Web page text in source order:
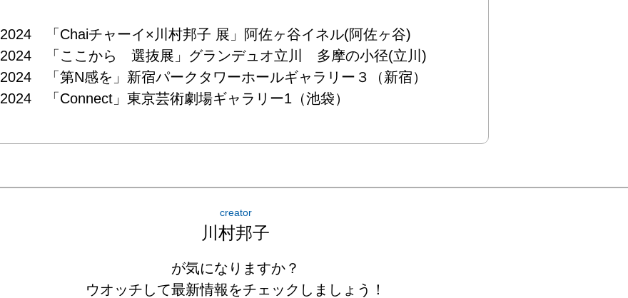
2024　「Chaiチャーイ×川村邦子 展」阿佐ヶ谷イネル(阿佐ヶ谷)
2024　「ここから　選抜展」グランデュオ立川　多摩の小径(立川)
2024　「第N感を」新宿パークタワーホールギャラリー３（新宿）
creator
川村邦子
が気になりますか？
ウオッチして最新情報をチェックしましょう！